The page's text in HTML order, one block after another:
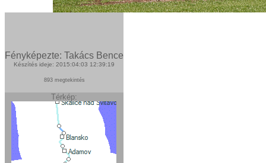
Fényképezte: Takács Bence
Készítés ideje: 2015:04:03 12:39:19
893 megtekintés
Térkép: